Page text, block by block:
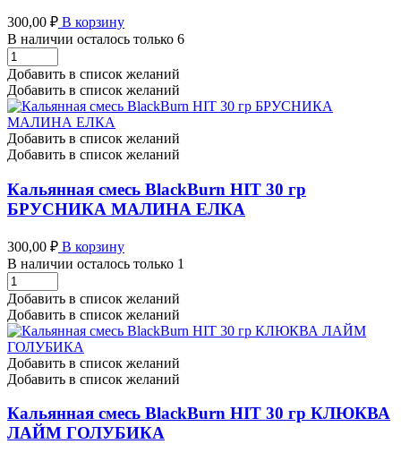
300,00 ₽ В корзину
В наличии осталось только 6
Кальянная
смесь
BlackBurn
HIT
30
гр
CITRUS
ROCK
количество
Добавить в список желаний
Добавить в список желаний
Добавить в список желаний
Добавить в список желаний
Кальянная смесь BlackBurn HIT 30 гр
БРУСНИКА МАЛИНА ЕЛКА
300,00 ₽ В корзину
В наличии осталось только 1
Кальянная
смесь
BlackBurn
HIT
30
гр
БРУСНИКА
МАЛИНА
ЕЛКА
количество
Добавить в список желаний
Добавить в список желаний
Добавить в список желаний
Добавить в список желаний
Кальянная смесь BlackBurn HIT 30 гр КЛЮКВА
ЛАЙМ ГОЛУБИКА